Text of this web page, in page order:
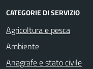
CATEGORIE DI SERVIZIO
Agricoltura e pesca
Ambiente
Anagrafe e stato civile